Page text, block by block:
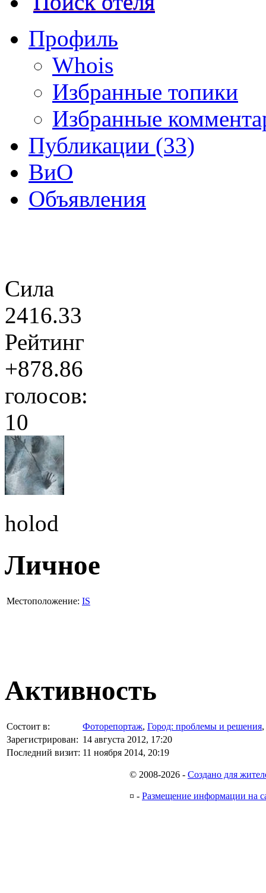
Профиль
Whois
Избранные топики
Избранные
Публикации (33)
ВиО
Объявления
Сила
2416.33
Рейтинг
+878.86
голосов:
10
holod
Личное
Местоположение: IS
Активность
Состоит в: Фоторепортаж, Город: проблемы и решения,
Зарегистрирован: 14 августа 2012, 17:20
Последний визит: 11 ноября 2014, 20:19
© 2008-2026 - Создано для
¤ - Размещение информации на